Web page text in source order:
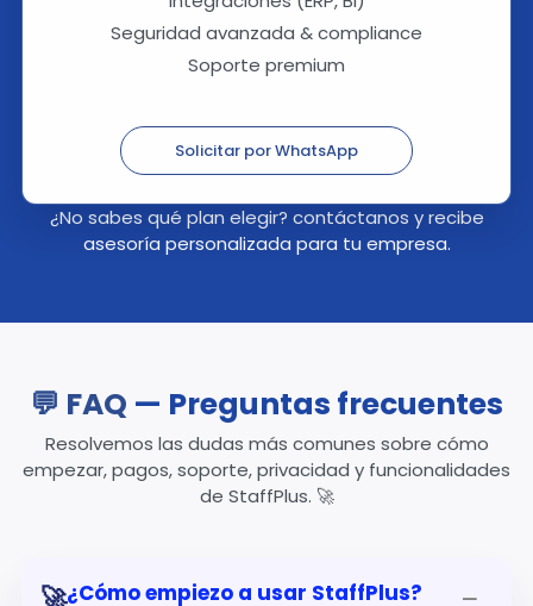
Seguridad avanzada & compliance
Soporte premium
Solicitar por WhatsApp
¿No sabes qué plan elegir? contáctanos y recibe
asesoría personalizada para tu empresa.
💬 FAQ — Preguntas frecuentes
Resolvemos las dudas más comunes sobre cómo
empezar, pagos, soporte, privacidad y funcionalidades
de StaffPlus. 🚀
🚀¿Cómo empiezo a usar StaffPlus?